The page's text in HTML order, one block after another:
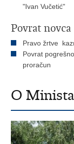
"Ivan Vučetić"
Povrat novca
Pravo žrtve
Povrat
proračun
O